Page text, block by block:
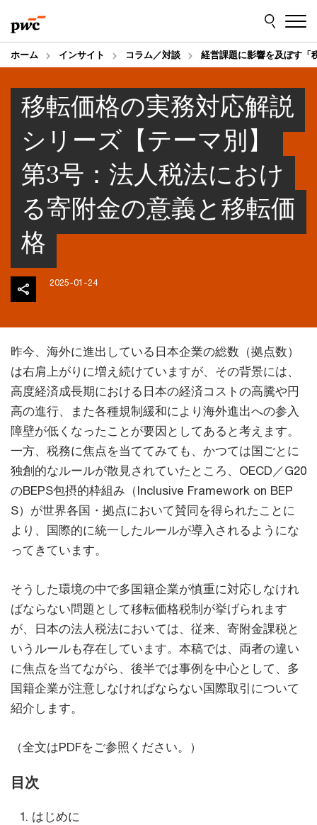
to
content
to
footer
ホーム インサイト コラム／対談 経営課題に影響を及ぼす「
移転価格の実務対応解説
シリーズ【テーマ別】
第3号：法人税法におけ
る寄附金の意義と移転価
格
2025-01-24
昨今、海外に進出している日本企業の総数（拠点数）
は右肩上がりに増え続けていますが、その背景には、
高度経済成長期における日本の経済コストの高騰や円
高の進行、また各種規制緩和により海外進出への参入
障壁が低くなったことが要因としてあると考えます。
一方、税務に焦点を当ててみても、かつては国ごとに
独創的なルールが散見されていたところ、OECD／G20
のBEPS包摂的枠組み（Inclusive Framework on BEP
S）が世界各国・拠点において賛同を得られたことに
より、国際的に統一したルールが導入されるようにな
ってきています。
そうした環境の中で多国籍企業が慎重に対応しなけれ
ばならない問題として移転価格税制が挙げられます
が、日本の法人税法においては、従来、寄附金課税と
いうルールも存在しています。本稿では、両者の違い
に焦点を当てながら、後半では事例を中心として、多
国籍企業が注意しなければならない国際取引について
紹介します。
（全文はPDFをご参照ください。）
目次
はじめに